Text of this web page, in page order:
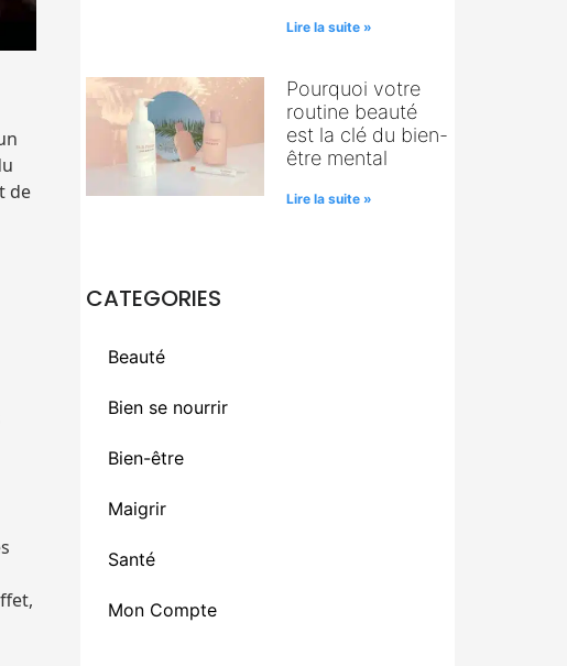
de
Lire la suite »
Pourquoi votre
routine beauté
est la clé du bien-
être mental
Lire la suite »
CATEGORIES
Beauté
Bien se nourrir
Bien-être
Maigrir
Santé
Mon Compte